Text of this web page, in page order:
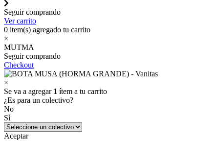
Seguir comprando
Ver carrito
0 item(s) agregado tu carrito
×
MUTMA
Seguir comprando
Checkout
×
Se va a agregar 1 ítem a tu carrito
¿Es para un colectivo?
No
Sí
Aceptar